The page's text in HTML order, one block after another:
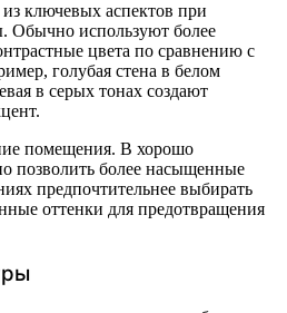
ключевых аспектов при
Обычно используют более
цвета по сравнению с
голубая стена в белом
в серых тонах создают
помещения. В хорошо
позволить более насыщенные
предпочтительнее выбирать
оттенки для предотвращения